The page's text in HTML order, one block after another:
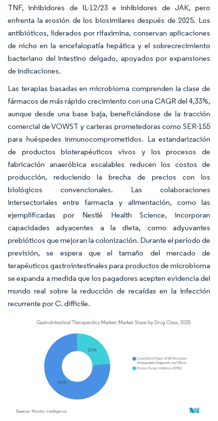
TNF, inhibidores de IL-12/23 e inhibidores de JAK, pero
enfrenta la erosión de los biosimilares después de 2025. Los
antibióticos, liderados por rifaximina, conservan aplicaciones
de nicho en la encefalopatía hepática y el sobrecrecimiento
bacteriano del intestino delgado, apoyados por expansiones
de indicaciones.
Las terapias basadas en microbioma comprenden la clase de
fármacos de más rápido crecimiento con una CAGR del 4,33%,
aunque desde una base baja, beneficiándose de la tracción
comercial de VOWST y carteras prometedoras como SER-155
para huéspedes inmunocomprometidos. La estandarización
de productos bioterapéuticos vivos y los procesos de
fabricación anaeróbica escalables reducen los costos de
producción, reduciendo la brecha de precios con los
biológicos convencionales. Las colaboraciones
intersectoriales entre farmacia y alimentación, como las
ejemplificadas por Nestlé Health Science, incorporan
capacidades adyacentes a la dieta, como adyuvantes
prebióticos que mejoran la colonización. Durante el período de
previsión, se espera que el tamaño del mercado de
terapéuticos gastrointestinales para productos de microbioma
se expanda a medida que los pagadores acepten evidencia del
mundo real sobre la reducción de recaídas en la infección
recurrente por C. difficile.